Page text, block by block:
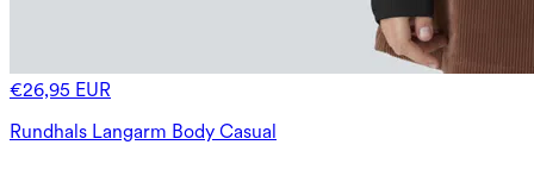
€26,95 EUR
Rundhals Langarm Body Casual